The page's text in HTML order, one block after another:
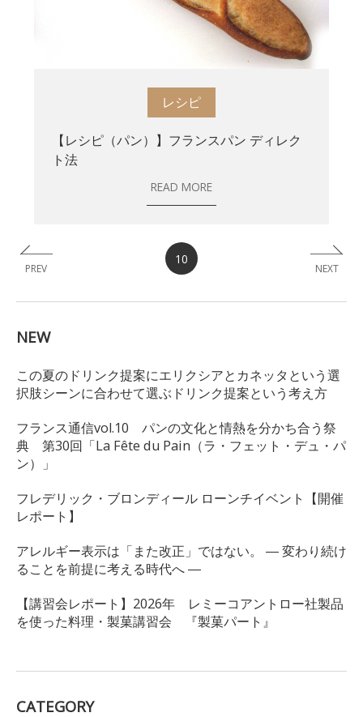
レシピ
【レシピ（パン）】フランスパン ディレク
ト法
READ MORE
PREV
10
NEXT
NEW
この夏のドリンク提案にエリクシアとカネッタという選
択肢シーンに合わせて選ぶドリンク提案という考え方
フランス通信vol.10 パンの文化と情熱を分かち合う祭
典 第30回「La Fête du Pain（ラ・フェット・デュ・パ
ン）」
フレデリック・ブロンディール ローンチイベント【開催
レポート】
アレルギー表示は「また改正」ではない。 ― 変わり続け
ることを前提に考える時代へ ―
【講習会レポート】2026年 レミーコアントロー社製品
を使った料理・製菓講習会 『製菓パート』
CATEGORY